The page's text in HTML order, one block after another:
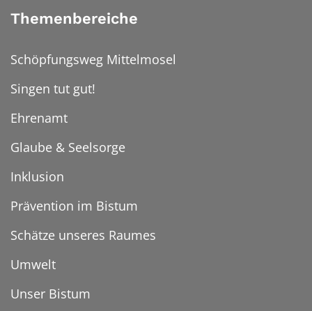
Themenbereiche
Schöpfungsweg Mittelmosel
Singen tut gut!
Ehrenamt
Glaube & Seelsorge
Inklusion
Prävention im Bistum
Schätze unseres Raumes
Umwelt
Unser Bistum